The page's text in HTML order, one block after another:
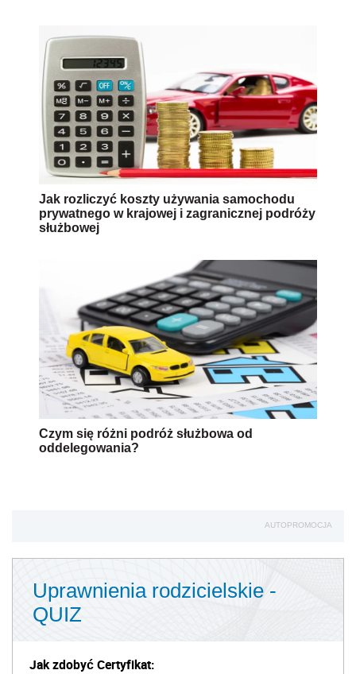
Jak rozliczyć koszty używania samochodu
prywatnego w krajowej i zagranicznej podróży
służbowej
Czym się różni podróż służbowa od
oddelegowania?
AUTOPROMOCJA
Uprawnienia rodzicielskie -
QUIZ
Jak zdobyć Certyfikat: